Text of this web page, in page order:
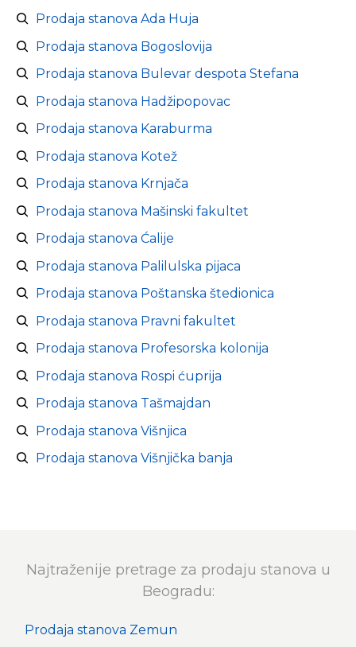
Prodaja stanova Ada Huja
Prodaja stanova Bogoslovija
Prodaja stanova Bulevar despota Stefana
Prodaja stanova Hadžipopovac
Prodaja stanova Karaburma
Prodaja stanova Kotež
Prodaja stanova Krnjača
Prodaja stanova Mašinski fakultet
Prodaja stanova Ćalije
Prodaja stanova Palilulska pijaca
Prodaja stanova Poštanska štedionica
Prodaja stanova Pravni fakultet
Prodaja stanova Profesorska kolonija
Prodaja stanova Rospi ćuprija
Prodaja stanova Tašmajdan
Prodaja stanova Višnjica
Prodaja stanova Višnjička banja
Najtraženije pretrage za prodaju stanova u
Beogradu:
Prodaja stanova Zemun